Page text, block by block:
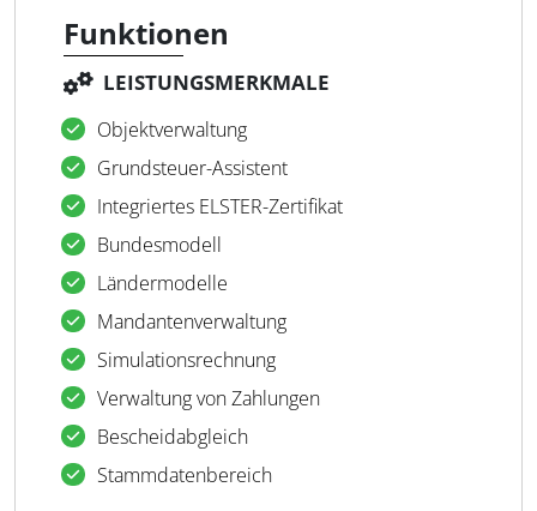
Funktionen
LEISTUNGSMERKMALE
Objektverwaltung
Grundsteuer-Assistent
Integriertes ELSTER-Zertifikat
Bundesmodell
Ländermodelle
Mandantenverwaltung
Simulationsrechnung
Verwaltung von Zahlungen
Bescheidabgleich
Stammdatenbereich